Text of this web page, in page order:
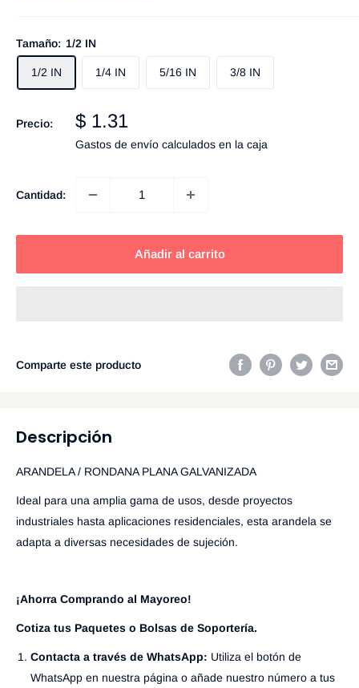
Tamaño: 1/2 IN
1/2 IN 1/4 IN 5/16 IN 3/8 IN
Precio:
Precio
de
$ 1.31
Gastos de envío calculados en la caja
Cantidad:
Añadir al carrito
Comparte este producto
Descripción
ARANDELA / RONDANA PLANA GALVANIZADA
Ideal para una amplia gama de usos, desde proyectos
industriales hasta aplicaciones residenciales, esta arandela se
adapta a diversas necesidades de sujeción.
¡Ahorra Comprando al Mayoreo!
Cotiza tus Paquetes o Bolsas de Soportería.
Contacta a través de WhatsApp: Utiliza el botón de
WhatsApp en nuestra página o añade nuestro número a tus